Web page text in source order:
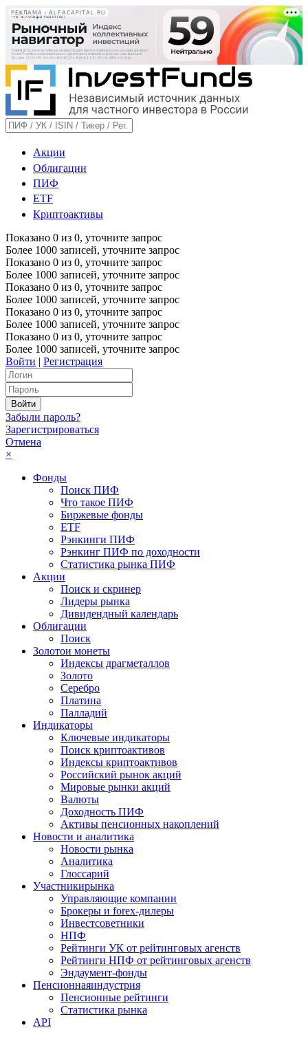
РЕКЛАМА • ALFACAPITAL.RU
Акции
Облигации
ПИФ
ETF
Криптоактивы
Показано 0 из 0, уточните запрос
Более 1000 записей, уточните запрос
Показано 0 из 0, уточните запрос
Более 1000 записей, уточните запрос
Показано 0 из 0, уточните запрос
Более 1000 записей, уточните запрос
Показано 0 из 0, уточните запрос
Более 1000 записей, уточните запрос
Показано 0 из 0, уточните запрос
Более 1000 записей, уточните запрос
Войти | Регистрация
Забыли пароль?
Зарегистрироваться
Отмена
×
Фонды
Поиск ПИФ
Что такое ПИФ
Биржевые фонды
ETF
Рэнкинги ПИФ
Рэнкинг ПИФ по доходности
Статистика рынка ПИФ
Акции
Поиск и скринер
Лидеры рынка
Дивидендный календарь
Облигации
Поиск
Золотои монеты
Индексы драгметаллов
Золото
Серебро
Платина
Палладий
Индикаторы
Ключевые индикаторы
Поиск криптоактивов
Индексы криптоактивов
Российский рынок акций
Мировые рынки акций
Валюты
Доходность ПИФ
Активы пенсионных накоплений
Новости и аналитика
Новости рынка
Аналитика
Глоссарий
Участникирынка
Управляющие компании
Брокеры и forex-дилеры
Инвестсоветники
НПФ
Рейтинги УК от рейтинговых агенств
Рейтинги НПФ от рейтинговых агенств
Эндаумент-фонды
Пенсионнаяиндустрия
Пенсионные рейтинги
Статистика рынка
API